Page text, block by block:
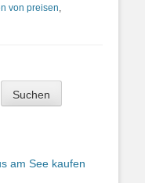
von preisen,
Suchen
am See kaufen